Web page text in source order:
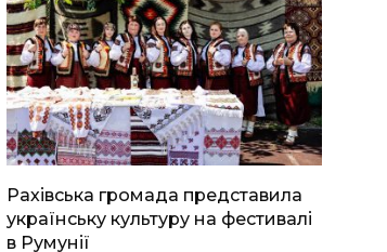
Рахівська громада представила
українську культуру на фестивалі
в Румунії